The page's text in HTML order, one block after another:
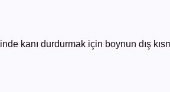
kanı durdurmak için boynun dış